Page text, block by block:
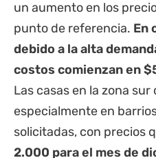
un aumento en los
punto de referencia. En
debido a la alta
costos comienzan en
Las casas en la zona sur
especialmente en
solicitadas, con precios
2.000 para el mes de